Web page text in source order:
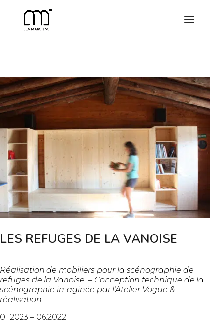
LES REFUGES DE LA VANOISE
Réalisation de mobiliers pour la scénographie de
refuges de la Vanoise – Conception technique de la
scénographie imaginée par l’Atelier Vogue &
réalisation
01.2023 – 06.2022